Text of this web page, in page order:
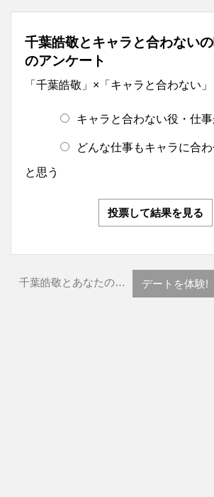
千葉皓敬とキャラと合わない
のアンケート
「千葉皓敬」×「キャラと合わない
キャラと合わない役・仕
どんな仕事もキャラに合
と思う
投票して結果を見る
千葉皓敬とあなたの… デートを体験!